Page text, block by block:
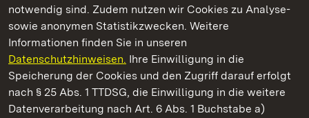
notwendig sind. Zudem nutzen wir Cookies zu Analyse-
sowie anonymen Statistikzwecken. Weitere
Informationen finden Sie in unseren
Datenschutzhinweisen. Ihre Einwilligung in die
Speicherung der Cookies und den Zugriff darauf erfolgt
nach § 25 Abs. 1 TTDSG, die Einwilligung in die weitere
Datenverarbeitung nach Art. 6 Abs. 1 Buchstabe a)
Staatliche Schlösser und Gärten Baden‑Württemberg
Staatliche Schlösser und Gärten Baden-Württemberg